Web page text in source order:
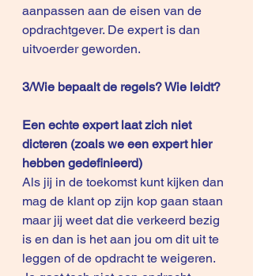
aanpassen aan de eisen van de
opdrachtgever. De expert is dan
uitvoerder geworden.
3/Wie bepaalt de regels? Wie leidt?
Een echte expert laat zich niet
dicteren (zoals we een expert hier
hebben gedefinieerd)
Als jij in de toekomst kunt kijken dan
mag de klant op zijn kop gaan staan
maar jij weet dat die verkeerd bezig
is en dan is het aan jou om dit uit te
leggen of de opdracht te weigeren.